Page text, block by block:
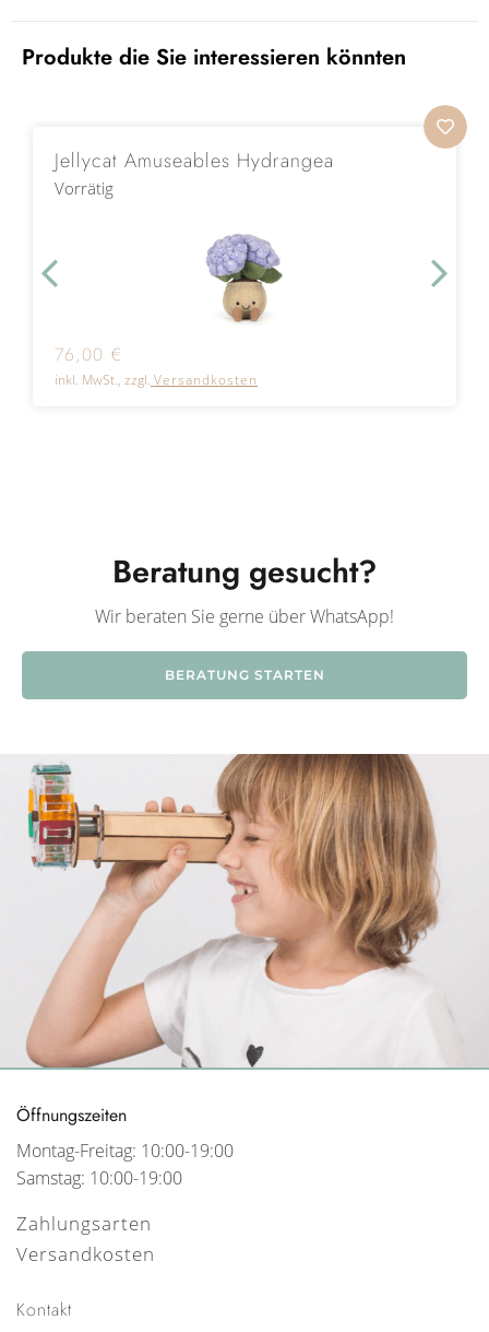
Produkte die Sie interessieren könnten
Jellycat Amuseables Hydrangea
Vorrätig
76,00 €
inkl. MwSt., zzgl. Versandkosten
Beratung gesucht?
Wir beraten Sie gerne über WhatsApp!
BERATUNG STARTEN
Öffnungszeiten
Montag-Freitag: 10:00-19:00
Samstag: 10:00-19:00
Zahlungsarten
Versandkosten
Kontakt